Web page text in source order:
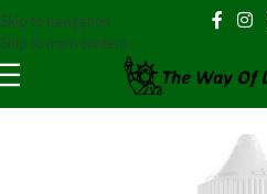
Skip to navigation
Skip to main content